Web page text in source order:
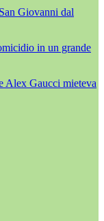
Giovanni dal
in un grande
Alex Gaucci mieteva